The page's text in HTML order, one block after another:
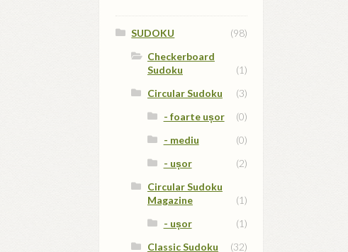
SUDOKU
(98)
Checkerboard
Sudoku
(1)
Circular Sudoku
(3)
- foarte ușor
(0)
- mediu
(0)
- ușor
(2)
Circular Sudoku
Magazine
(1)
- ușor
(1)
Classic Sudoku
(32)